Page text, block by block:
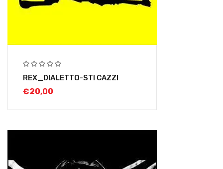
REX_DIALETTO-STI CAZZI
€20,00